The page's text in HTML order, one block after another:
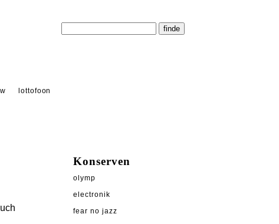
lottofoon
Konserven
olymp
electronik
fear no jazz